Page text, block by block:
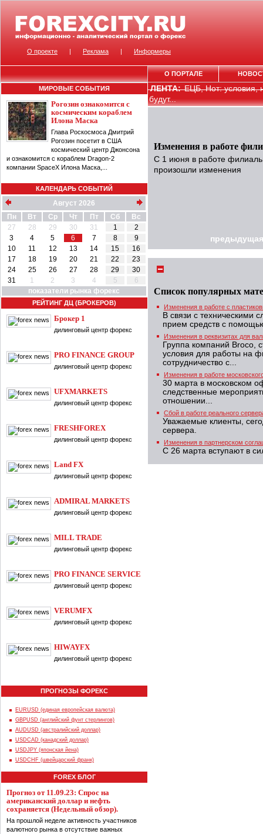
МИРОВЫЕ СОБЫТИЯ
Рогозин ознакомится с
космическим кораблем
Илона Маска
Глава Роскосмоса Дмитрий
Рогозин посетит в США
космический центр Джонсона
и ознакомится с кораблем Dragon-2
компании SpaceX Илона Маска,...
КАЛЕНДАРЬ СОБЫТИЙ
Август 2026
Пн
Вт Ср Чт Пт Сб
Вс
27
28 29 30 31 1
2
3
4 5 6 7 8
9
10
11 12 13 14 15
16
17
18 19 20 21 22
23
24
25 26 27 28 29
30
31
1 2 3 4 5
6
показатели рынка форекс
РЕЙТИНГ ДЦ (БРОКЕРОВ)
Брокер 1
дилинговый центр форекс
PRO FINANCE GROUP
дилинговый центр форекс
UFXMARKETS
дилинговый центр форекс
FRESHFOREX
дилинговый центр форекс
Land FX
дилинговый центр форекс
ADMIRAL MARKETS
дилинговый центр форекс
MILL TRADE
дилинговый центр форекс
PRO FINANCE SERVICE
дилинговый центр форекс
VERUMFX
дилинговый центр форекс
HIWAYFX
дилинговый центр форекс
ПРОГНОЗЫ ФОРЕКС
EURUSD (единая европейская валюта)
GBPUSD (английский фунт стерлингов)
AUDUSD (австралийский доллар)
USDCAD (канадский доллар)
USDJPY (японская йена)
USDCHF (швейцарский франк)
FOREX БЛОГ
Прогноз от 11.09.23: Спрос на
американский доллар и нефть
сохраняется (Недельный обзор).
На прошлой неделе активность участников
валютного рынка в отсутствие важных
ЛЕНТА:ЕЦБ, Нот: условия,
будут...
Изменения в работе
С 1 июня в работе
произошли изменения
предыдущая
Список популярных
Изменения в работе с
В связи с техническими
прием средств с
Изменения в реквизитах для
Группа компаний Broco,
условия для работы на
сотрудничество с...
Изменения в работе
30 марта в московском
следственные
отношении...
Сбой в работе реального
Уважаемые клиенты,
сервера.
Изменения в партнерском
С 26 марта вступают в
О проекте | Реклама | Информеры
О ПОРТАЛЕ